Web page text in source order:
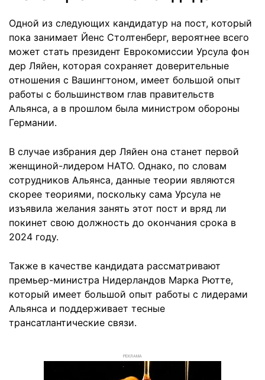
Одной из следующих кандидатур на пост, который
пока занимает Йенс Столтенберг, вероятнее всего
может стать президент Еврокомиссии Урсула фон
дер Ляйен, которая сохраняет доверительные
отношения с Вашингтоном, имеет большой опыт
работы с большинством глав правительств
Альянса, а в прошлом была министром обороны
Германии.
В случае избрания дер Ляйен она станет первой
женщиной-лидером НАТО. Однако, по словам
сотрудников Альянса, данные теории являются
скорее теориями, поскольку сама Урсула не
изъявила желания занять этот пост и вряд ли
покинет свою должность до окончания срока в
2024 году.
Также в качестве кандидата рассматривают
премьер-министра Нидерландов Марка Рютте,
который имеет большой опыт работы с лидерами
Альянса и поддерживает тесные
трансатлантические связи.
РЕКЛАМА